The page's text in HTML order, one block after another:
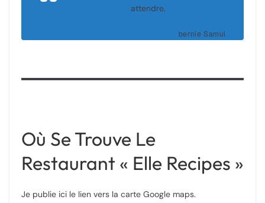
attendre.
bernie Samui
Où Se Trouve Le
Restaurant « Elle Recipes »
Je publie ici le lien vers la carte Google maps.